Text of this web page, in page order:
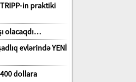
in praktiki
olacaqdı…
evlərində YENİ
400 dollara